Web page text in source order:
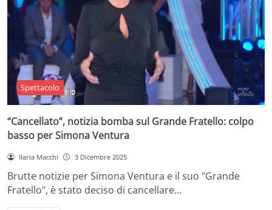
Spettacolo
“Cancellato”, notizia bomba sul Grande Fratello: colpo
basso per Simona Ventura
Ilaria Macchi 3 Dicembre 2025
Brutte notizie per Simona Ventura e il suo "Grande
Fratello", è stato deciso di cancellare…